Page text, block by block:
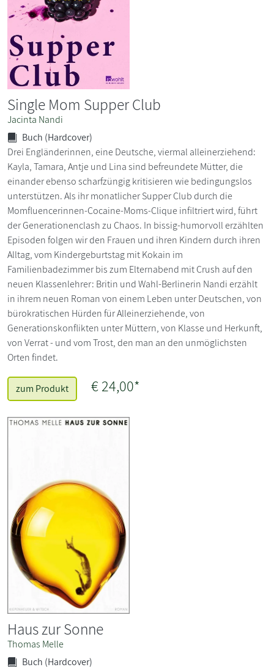
Single Mom Supper Club
Jacinta Nandi
Buch (Hardcover)
Drei Engländerinnen, eine Deutsche, viermal alleinerziehend:
Kayla, Tamara, Antje und Lina sind befreundete Mütter, die
einander ebenso scharfzüngig kritisieren wie bedingungslos
unterstützen. Als ihr monatlicher Supper Club durch die
Momfluencerinnen-Cocaine-Moms-Clique infiltriert wird, führt
der Generationenclash zu Chaos. In bissig-humorvoll erzählten
Episoden folgen wir den Frauen und ihren Kindern durch ihren
Alltag, vom Kindergeburtstag mit Kokain im
Familienbadezimmer bis zum Elternabend mit Crush auf den
neuen Klassenlehrer: Britin und Wahl-Berlinerin Nandi erzählt
in ihrem neuen Roman von einem Leben unter Deutschen, von
bürokratischen Hürden für Alleinerziehende, von
Generationskonflikten unter Müttern, von Klasse und Herkunft,
von Verrat - und vom Trost, den man an den unmöglichsten
Orten findet.
zum Produkt € 24,00*
Haus zur Sonne
Thomas Melle
Buch (Hardcover)